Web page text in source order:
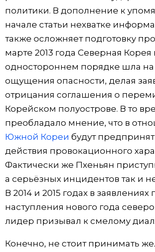
политики. В дополнение к
начале статьи нехватке
также осложняет подготовку
марте 2013 года Северная Корея
одностороннем порядке шла
ощущения опасности, делая
отрицания соглашения о
Корейском полуострове. В то
преобладало мнение, что в
Южной Кореи будут
действия провокационного
Фактически же Пхеньян
а серьёзных инцидентов так и
В 2014 и 2015 годах в заявлениях
наступления нового года
лидер призывал к смелому
Конечно, не стоит принимать